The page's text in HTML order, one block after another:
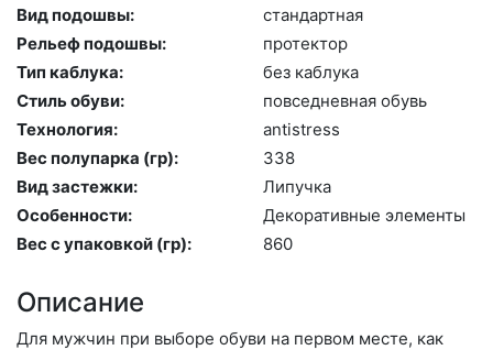
Вид подошвы:
стан­дарт­ная
Рельеф подошвы:
про­тек­тор
Тип каблука:
без каб­лу­ка
Стиль обуви:
пов­седнев­ная обувь
Технология:
an­tist­ress
Вес полупарка (гр):
338
Вид застежки:
Ли­пуч­ка
Особенности:
Де­кора­тив­ные эле­мен­ты
Вес с упаковкой (гр):
860
Описание
Для мужчин при выборе обуви на первом месте, как